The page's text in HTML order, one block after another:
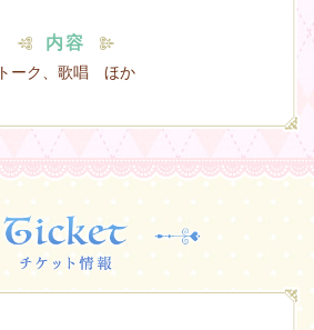
内容
トーク、歌唱 ほか